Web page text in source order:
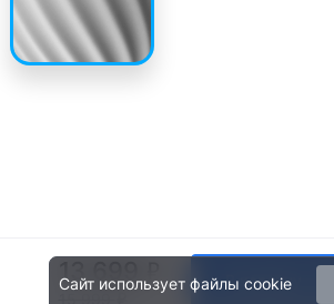
13 699 В корзину
Сайт использует файлы cookie